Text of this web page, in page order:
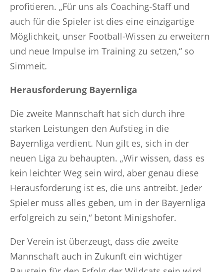
profitieren. „Für uns als Coaching-Staff und
auch für die Spieler ist dies eine einzigartige
Möglichkeit, unser Football-Wissen zu erweitern
und neue Impulse im Training zu setzen,“ so
Simmeit.
Herausforderung Bayernliga
Die zweite Mannschaft hat sich durch ihre
starken Leistungen den Aufstieg in die
Bayernliga verdient. Nun gilt es, sich in der
neuen Liga zu behaupten. „Wir wissen, dass es
kein leichter Weg sein wird, aber genau diese
Herausforderung ist es, die uns antreibt. Jeder
Spieler muss alles geben, um in der Bayernliga
erfolgreich zu sein,“ betont Minigshofer.
Der Verein ist überzeugt, dass die zweite
Mannschaft auch in Zukunft ein wichtiger